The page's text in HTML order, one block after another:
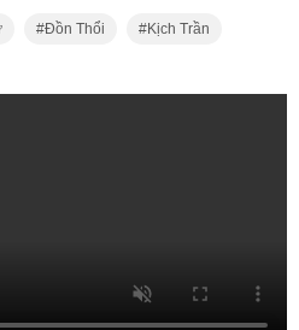
Đồn Thổi Kịch Trần